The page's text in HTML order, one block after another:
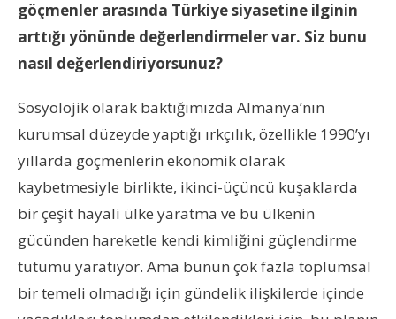
göçmenler arasında Türkiye siyasetine ilginin
arttığı yönünde değerlendirmeler var. Siz bunu
nasıl değerlendiriyorsunuz?
Sosyolojik olarak baktığımızda Almanya’nın
kurumsal düzeyde yaptığı ırkçılık, özellikle 1990’yı
yıllarda göçmenlerin ekonomik olarak
kaybetmesiyle birlikte, ikinci-üçüncü kuşaklarda
bir çeşit hayali ülke yaratma ve bu ülkenin
gücünden hareketle kendi kimliğini güçlendirme
tutumu yaratıyor. Ama bunun çok fazla toplumsal
bir temeli olmadığı için gündelik ilişkilerde içinde